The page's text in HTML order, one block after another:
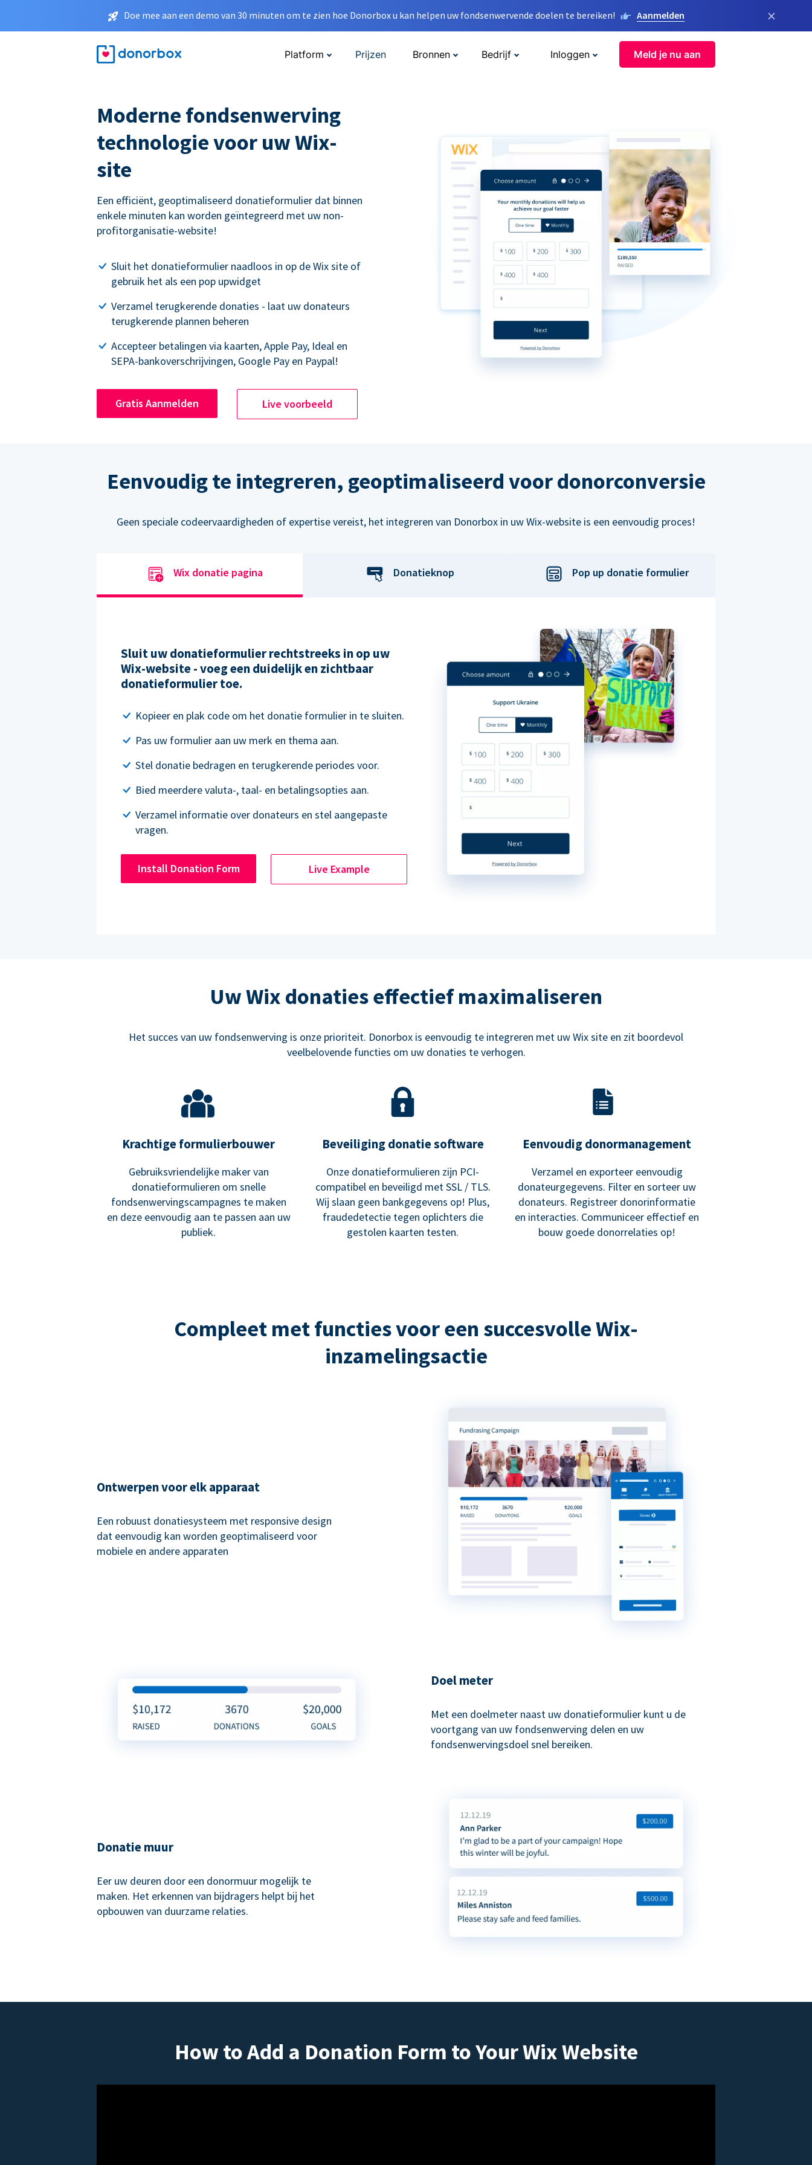
Doe mee aan een demo van 30 minuten om te zien hoe Donorbox u kan helpen uw fondsenwervende doelen te bereiken! Aanmelden ×
Platform Prijzen Bronnen Bedrijf Inloggen Meld je nu aan
Moderne fondsenwerving
technologie voor uw Wix-
site
Een efficiënt, geoptimaliseerd donatieformulier dat binnen
enkele minuten kan worden geïntegreerd met uw non-
profitorganisatie-website!
Sluit het donatieformulier naadloos in op de Wix site of
gebruik het als een pop upwidget
Verzamel terugkerende donaties - laat uw donateurs
terugkerende plannen beheren
Accepteer betalingen via kaarten, Apple Pay, Ideal en
SEPA-bankoverschrijvingen, Google Pay en Paypal!
Gratis Aanmelden Live voorbeeld
Eenvoudig te integreren, geoptimaliseerd voor donorconversie
Geen speciale codeervaardigheden of expertise vereist, het integreren van Donorbox in uw Wix-website is een eenvoudig proces!
Wix donatie pagina Donatieknop Pop up donatie formulier
Sluit uw donatieformulier rechtstreeks in op uw
Wix-website - voeg een duidelijk en zichtbaar
donatieformulier toe.
Kopieer en plak code om het donatie formulier in te sluiten.
Pas uw formulier aan uw merk en thema aan.
Stel donatie bedragen en terugkerende periodes voor.
Bied meerdere valuta-, taal- en betalingsopties aan.
Verzamel informatie over donateurs en stel aangepaste
vragen.
Install Donation Form Live Example
Uw Wix donaties effectief maximaliseren
Het succes van uw fondsenwerving is onze prioriteit. Donorbox is eenvoudig te integreren met uw Wix site en zit boordevol
veelbelovende functies om uw donaties te verhogen.
Krachtige formulierbouwer
Gebruiksvriendelijke maker van
donatieformulieren om snelle
fondsenwervingscampagnes te maken
en deze eenvoudig aan te passen aan uw
publiek.
Beveiliging donatie software
Onze donatieformulieren zijn PCI-
compatibel en beveiligd met SSL / TLS.
Wij slaan geen bankgegevens op! Plus,
fraudedetectie tegen oplichters die
gestolen kaarten testen.
Eenvoudig donormanagement
Verzamel en exporteer eenvoudig
donateurgegevens. Filter en sorteer uw
donateurs. Registreer donorinformatie
en interacties. Communiceer effectief en
bouw goede donorrelaties op!
Compleet met functies voor een succesvolle Wix-
inzamelingsactie
Ontwerpen voor elk apparaat
Een robuust donatiesysteem met responsive design
dat eenvoudig kan worden geoptimaliseerd voor
mobiele en andere apparaten
Doel meter
Met een doelmeter naast uw donatieformulier kunt u de
voortgang van uw fondsenwerving delen en uw
fondsenwervingsdoel snel bereiken.
Donatie muur
Eer uw deuren door een donormuur mogelijk te
maken. Het erkennen van bijdragers helpt bij het
opbouwen van duurzame relaties.
How to Add a Donation Form to Your Wix Website